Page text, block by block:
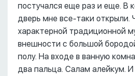
постучался еще раз и еще. В
дверь мне все-таки открыли.
характерной традиционной
внешности с большой
полу. На входе в ванную
два пальца. Салам алейкум.